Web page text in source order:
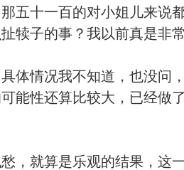
五十一百的对小姐儿来说
犊子的事？我以前真是非
体情况我不知道，也没问
能性还算比较大，已经做
，就算是乐观的结果，这